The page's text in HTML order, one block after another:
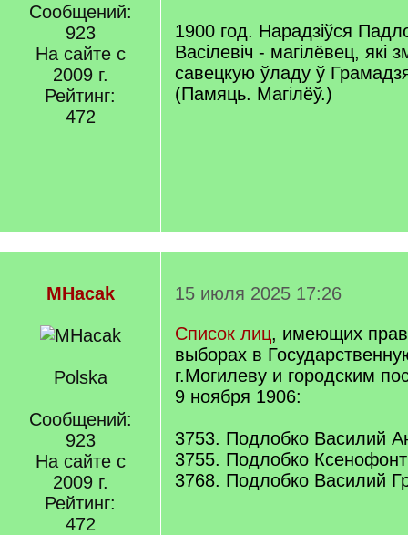
Сообщений:
923
На сайте с
2009 г.
Рейтинг:
472
1900 год. Нарадзіўся
Васілевіч - магілёвец, які
савецкую ўладу ў
(Памяць. Магілёў.)
MHacak
Polska
Сообщений:
923
На сайте с
2009 г.
Рейтинг:
472
15 июля 2025 17:26
Список лиц, имеющих
выборах в
г.Могилеву и городским
9 ноября 1906:
3753. Подлобко Василий
3755. Подлобко
3768. Подлобко Василий